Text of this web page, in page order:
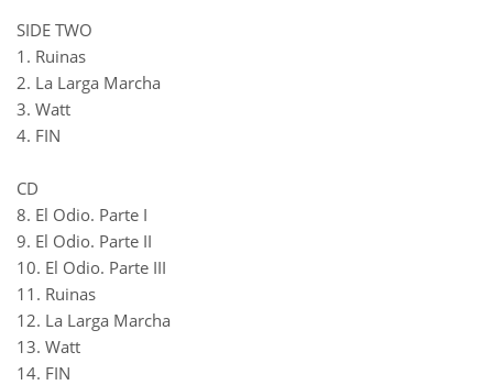
SIDE TWO
1. Ruinas
2. La Larga Marcha
3. Watt
4. FIN
CD
8. El Odio. Parte I
9. El Odio. Parte II
10. El Odio. Parte III
11. Ruinas
12. La Larga Marcha
13. Watt
14. FIN